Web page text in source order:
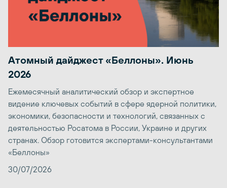
Атомный дайджест «Беллоны». Июнь
2026
Ежемесячный аналитический обзор и экспертное
видение ключевых событий в сфере ядерной политики,
экономики, безопасности и технологий, связанных с
деятельностью Росатома в России, Украине и других
странах. Обзор готовится экспертами-консультантами
«Беллоны»
30/07/2026